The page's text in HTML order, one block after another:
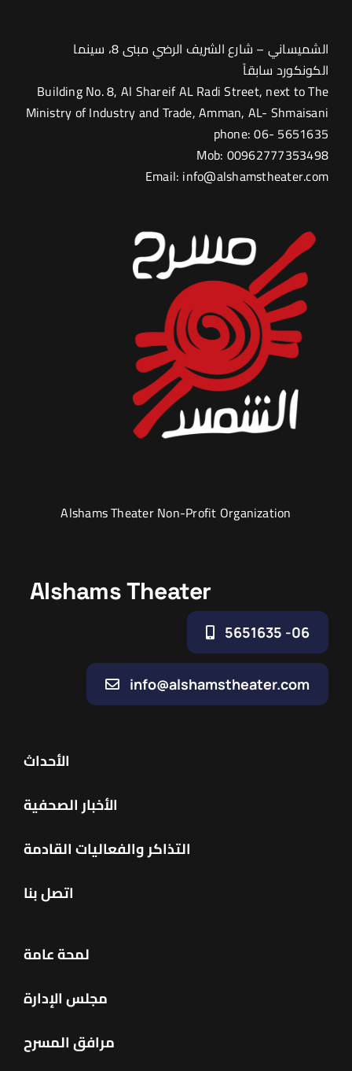
الشميساني – شارع الشريف الرضي مبنى 8، سينما
الكونكورد سابقاً
Building No. 8, Al Shareif AL Radi Street, next to The
Ministry of Industry and Trade, Amman, AL- Shmaisani
phone: 06- 5651635
Mob: 00962777353498
Email: info@alshamstheater.com
Alshams Theater Non-Profit Organization
Alshams Theater
06- 5651635
info@alshamstheater.com
الأحداث
الأخبار الصحفية
التذاكر والفعاليات القادمة
اتصل بنا
لمحة عامة
مجلس الإدارة
مرافق المسرح